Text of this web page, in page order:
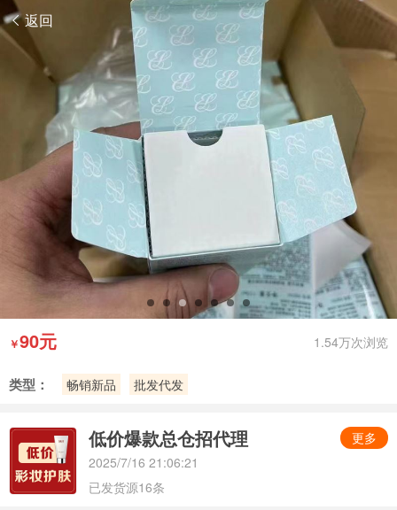
返回
￥90元 1.54万次浏览
类型： 畅销新品 批发代发
低价爆款总仓招代理
2025/7/16 21:06:21
已发货源16条
更多